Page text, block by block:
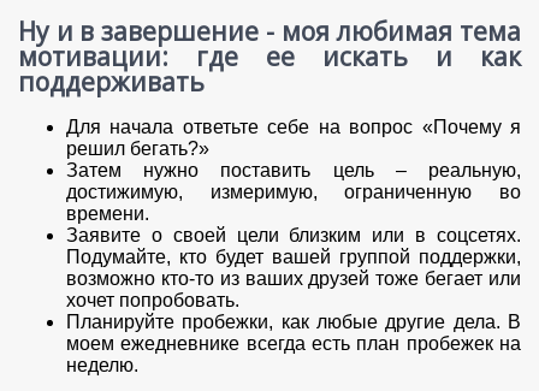
Ну и в завершение - моя любимая тема
мотивации: где ее искать и как
поддерживать
Для начала ответьте себе на вопрос «Почему я
решил бегать?»
Затем нужно поставить цель – реальную,
достижимую, измеримую, ограниченную во
времени.
Заявите о своей цели близким или в соцсетях.
Подумайте, кто будет вашей группой поддержки,
возможно кто-то из ваших друзей тоже бегает или
хочет попробовать.
Планируйте пробежки, как любые другие дела. В
моем ежедневнике всегда есть план пробежек на
неделю.